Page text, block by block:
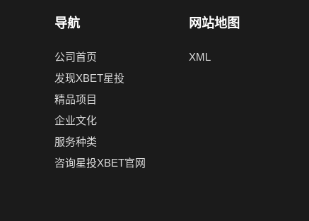
导航
公司首页
发现XBET星投
精品项目
企业文化
服务种类
咨询星投XBET官网
网站地图
XML